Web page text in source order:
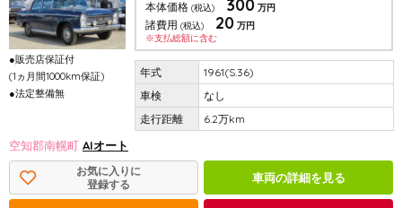
●販売店保証付
(1ヵ月間1000km保証)
●法定整備無
本体価格 (税込) 300 万円
諸費用 (税込) 20 万円
※支払総額に含む
1961(S.36)
なし
6.2万km
空知郡南幌町 AIオート
お気に入りに
登録する
車両の詳細を見る